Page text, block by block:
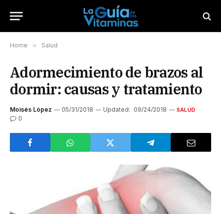
Home » Salud
Adormecimiento de brazos al
dormir: causas y tratamiento
Moisés López 05/31/2018 Updated: 09/24/2018 SALUD
0